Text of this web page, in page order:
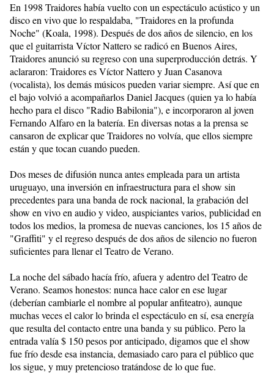
En 1998 Traidores había vuelto con un espectáculo acústico y un
disco en vivo que lo respaldaba, "Traidores en la profunda
Noche" (Koala, 1998). Después de dos años de silencio, en los
que el guitarrista Víctor Nattero se radicó en Buenos Aires,
Traidores anunció su regreso con una superproducción detrás. Y
aclararon: Traidores es Víctor Nattero y Juan Casanova
(vocalista), los demás músicos pueden variar siempre. Así que en
el bajo volvió a acompañarlos Daniel Jacques (quien ya lo había
hecho para el disco "Radio Babilonia"), e incorporaron al joven
Fernando Alfaro en la batería. En diversas notas a la prensa se
cansaron de explicar que Traidores no volvía, que ellos siempre
están y que tocan cuando pueden.
Dos meses de difusión nunca antes empleada para un artista
uruguayo, una inversión en infraestructura para el show sin
precedentes para una banda de rock nacional, la grabación del
show en vivo en audio y video, auspiciantes varios, publicidad en
todos los medios, la promesa de nuevas canciones, los 15 años de
"Graffiti" y el regreso después de dos años de silencio no fueron
suficientes para llenar el Teatro de Verano.
La noche del sábado hacía frío, afuera y adentro del Teatro de
Verano. Seamos honestos: nunca hace calor en ese lugar
(deberían cambiarle el nombre al popular anfiteatro), aunque
muchas veces el calor lo brinda el espectáculo en sí, esa energía
que resulta del contacto entre una banda y su público. Pero la
entrada valía $ 150 pesos por anticipado, digamos que el show
fue frío desde esa instancia, demasiado caro para el público que
los sigue, y muy pretencioso tratándose de lo que fue.